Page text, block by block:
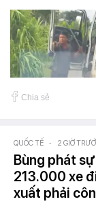
Chia sẻ
QUỐC TẾ - 2 GIỜ
Bùng phát
213.000 xe
xuất phải